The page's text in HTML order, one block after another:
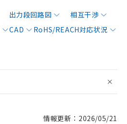
出力段回路図
相互干渉
CAD
RoHS/REACH対応状況
情報更新：2026/05/21